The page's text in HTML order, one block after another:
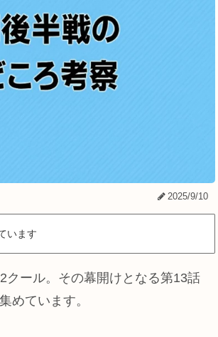
2025/9/10
います
クール。その幕開けとなる第13話
めています。